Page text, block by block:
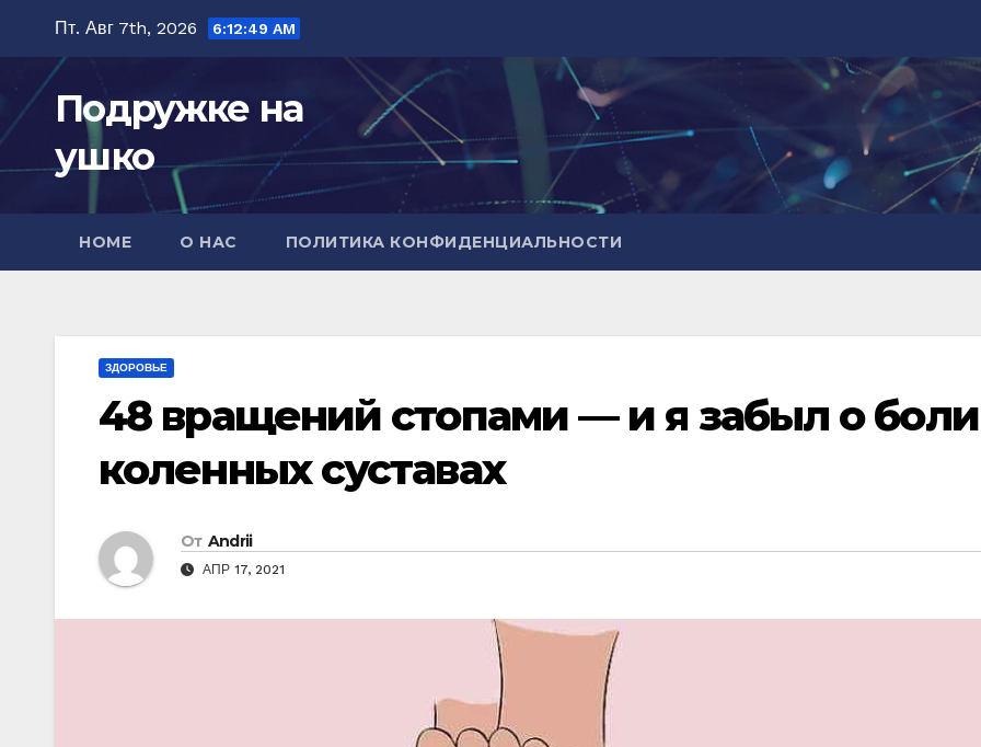
содержимому
Пт. Авг 7th, 2026 6:12:50 AM
Подружке на
ушко
HOME О НАС ПОЛИТИКА КОНФИДЕНЦИАЛЬНОСТИ
ЗДОРОВЬЕ
48 вращений стопами — и я забыл о
коленных суставах
От Andrii
АПР 17, 2021